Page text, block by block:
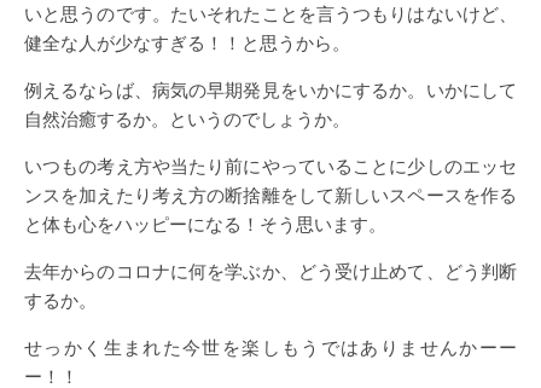
いと思うのです。たいそれたことを言うつもりはないけど、
健全な人が少なすぎる！！と思うから。
例えるならば、病気の早期発見をいかにするか。いかにして
自然治癒するか。というのでしょうか。
いつもの考え方や当たり前にやっていることに少しのエッセ
ンスを加えたり考え方の断捨離をして新しいスペースを作る
と体も心をハッピーになる！そう思います。
去年からのコロナに何を学ぶか、どう受け止めて、どう判断
するか。
せっかく生まれた今世を楽しもうではありませんかーー
ー！！